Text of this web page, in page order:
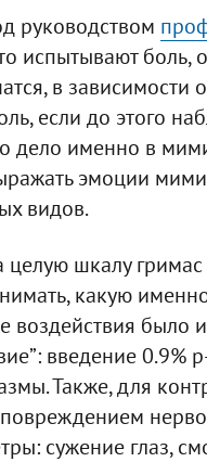
руководством
испытывают боль,
в зависимости
если до этого
дело именно в
эмоции
видов.
шкалу гримас
какую
было
введение 0.9%
Также, для
сужение глаз,